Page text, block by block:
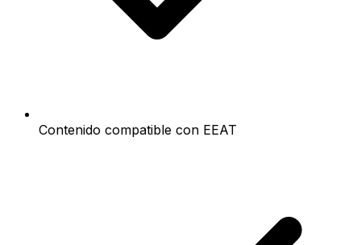
Contenido compatible con EEAT